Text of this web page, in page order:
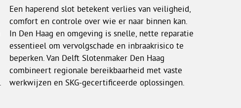
Een haperend slot betekent verlies van veiligheid,
comfort en controle over wie er naar binnen kan.
In Den Haag en omgeving is snelle, nette reparatie
essentieel om vervolgschade en inbraakrisico te
beperken. Van Delft Slotenmaker Den Haag
combineert regionale bereikbaarheid met vaste
werkwijzen en SKG-gecertificeerde oplossingen.